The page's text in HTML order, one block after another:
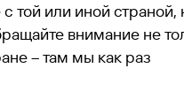
той или иной страной,
внимание не
– там мы как раз